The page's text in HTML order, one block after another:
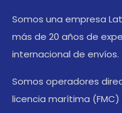
Somos una empresa
más de 20 años de
internacional de envíos.
Somos operadores
licencia marítima